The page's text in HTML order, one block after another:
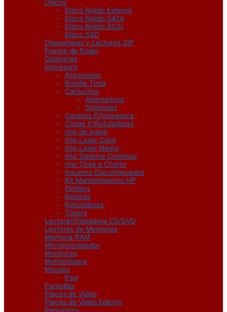
Discos
Disco Rigido Externo
Disco Rigido SATA
Disco Rigido SCSI
Disco SSD
Disqueteras y Lectores ZIP
Fuente de Poder
Gabinetes
Impresora
Accesorios
Botella Tinta
Cartuchos
Alternativos
Originales
Casetes P/Impresora
Cintas P/Rotuladoras
Imp de Aguja
Imp Laser Color
Imp Laser Negro
Imp Sistema Continuo
Imp Tinta a Chorro
Insumos Discontinuados
Kit Mantenimiento HP
Plotters
Resmas
Rotuladoras
Toners
Lectora/Grabadora CD/DVD
Lectores de Memorias
Memoria RAM
Microprocesador
Monitores
Motherboard
Mouses
Pad
Pantallas
Placas de Video
Placas de Video Edicion
Repuestos